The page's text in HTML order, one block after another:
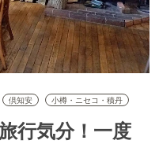
倶知安 小樽・ニセコ・積丹
行気分！一度